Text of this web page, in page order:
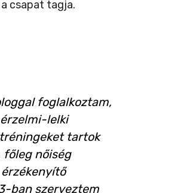
csapat tagja.
foglalkoztam,
lelki
tartok
nőiség
ban szerveztem